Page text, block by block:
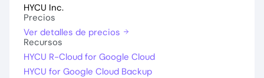
HYCU Inc.
Precios
Ver detalles de precios
Recursos
HYCU R-Cloud for Google Cloud
HYCU for Google Cloud Backup